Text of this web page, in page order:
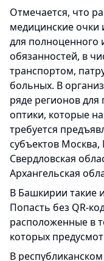
Отмечается, что
медицинские
для полноценного
обязанностей, в
транспортом,
больных. В
ряде регионов
оптики, которые
требуется
субъектов Москва,
Свердловская
Архангельская
В Башкирии такие
Попасть без QR-
расположенные в
которых
В